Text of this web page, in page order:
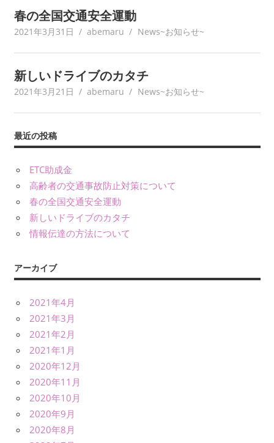
春の全国交通安全運動
2021年3月31日 abemaru News~お知らせ~
新しいドライブのカタチ
2021年3月21日 abemaru News~お知らせ~
最近の投稿
ETC助成金
高齢者の交通事故防止対策について
春の全国交通安全運動
新しいドライブのカタチ
情報伝達の方法について
アーカイブ
2021年4月
2021年3月
2021年2月
2021年1月
2020年12月
2020年11月
2020年10月
2020年9月
2020年8月